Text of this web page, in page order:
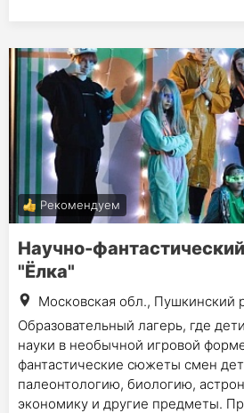
Рекомендуем
Научно-
"Ëлка"
Московская обл., Пушкинский
Образовательный лагерь, где
науки в необычной игровой
фантастические сюжеты смен
палеонтологию, биологию,
экономику и другие предметы.